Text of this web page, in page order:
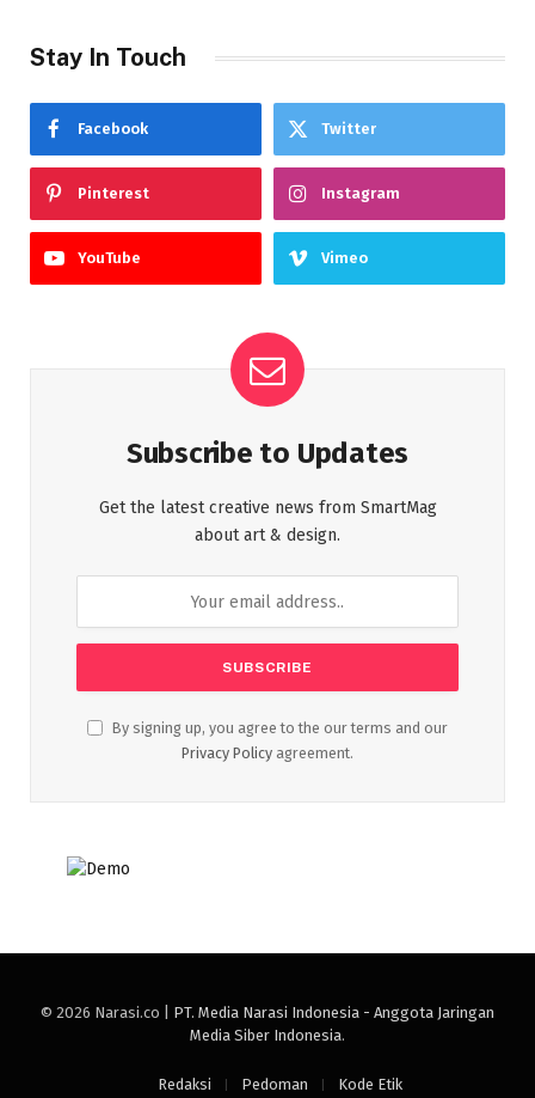
Stay In Touch
Facebook Twitter
Pinterest Instagram
YouTube Vimeo
Subscribe to Updates
Get the latest creative news from SmartMag
about art & design.
By signing up, you agree to the our terms and our
Privacy Policy agreement.
© 2026 Narasi.co | PT. Media Narasi Indonesia - Anggota Jaringan
Media Siber Indonesia.
Redaksi Pedoman Kode Etik